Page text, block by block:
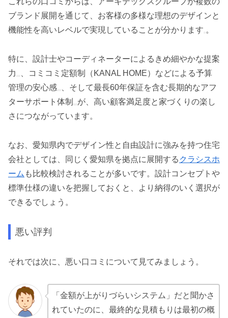
ブランド展開を通じて、お客様の多様な理想のデザインと
機能性を高いレベルで実現していることが分かります 。
特に、設計士やコーディネーターによるきめ細やかな提案
力
、コミコミ定額制（KANAL HOME）などによる予算
管理の安心感
、そして最長60年保証を含む長期的なアフ
ターサポート体制
が、高い顧客満足度と家づくりの楽し
さにつながっています。
なお、愛知県内でデザイン性と自由設計に強みを持つ住宅
会社としては、同じく愛知県を拠点に展開する クラシスホ
ーム も比較検討されることが多いです。設計コンセプトや
標準仕様の違いを把握しておくと、より納得のいく選択が
できるでしょう。
悪い評判
それでは次に、悪い口コミについて見てみましょう。
「金額が上がりづらいシステム」だと聞かさ
れていたのに、最終的な見積もりは最初の概